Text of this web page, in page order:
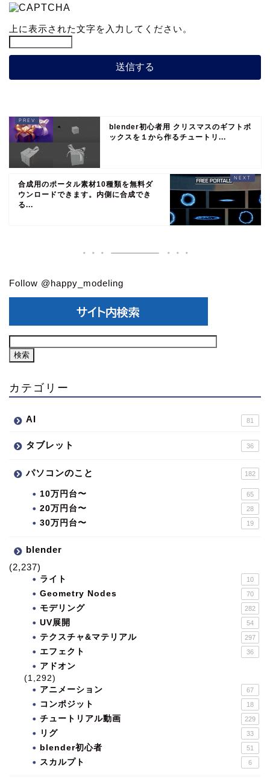
上に表示された文字を入力してください。
blender初心者用 クリスマスのギフトボ
ックスを１から作るチュートリ...
合成用のポータル素材10種類を無料ダ
ウンロードできます。内側に合成でき
る...
Follow @happy_modeling
カテゴリー
AI 81
タブレット 36
パソコンのこと 182
10万円台〜 65
20万円台〜 28
30万円台〜 19
blender
(2,237)
ライト 10
Geometry Nodes 70
モデリング 282
UV展開 54
テクスチャ&マテリアル 297
エフェクト 36
アドオン
(1,292)
アニメーション
67
コンポジット 18
チュートリアル動画 229
リグ 33
blender初心者 51
スカルプト 6